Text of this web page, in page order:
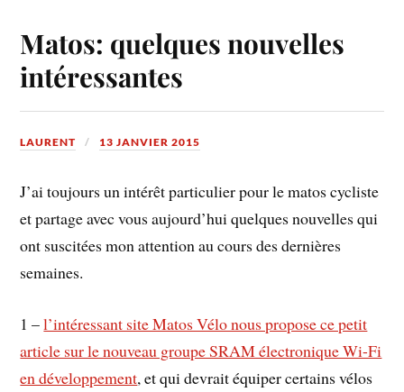
Matos: quelques nouvelles
intéressantes
LAURENT 13 JANVIER 2015
J’ai toujours un intérêt particulier pour le matos cycliste
et partage avec vous aujourd’hui quelques nouvelles qui
ont suscitées mon attention au cours des dernières
semaines.
1 –l’intéressant site Matos Vélo nous propose ce petit
article sur le nouveau groupe SRAM électronique Wi-Fi
en développement, et qui devrait équiper certains vélos